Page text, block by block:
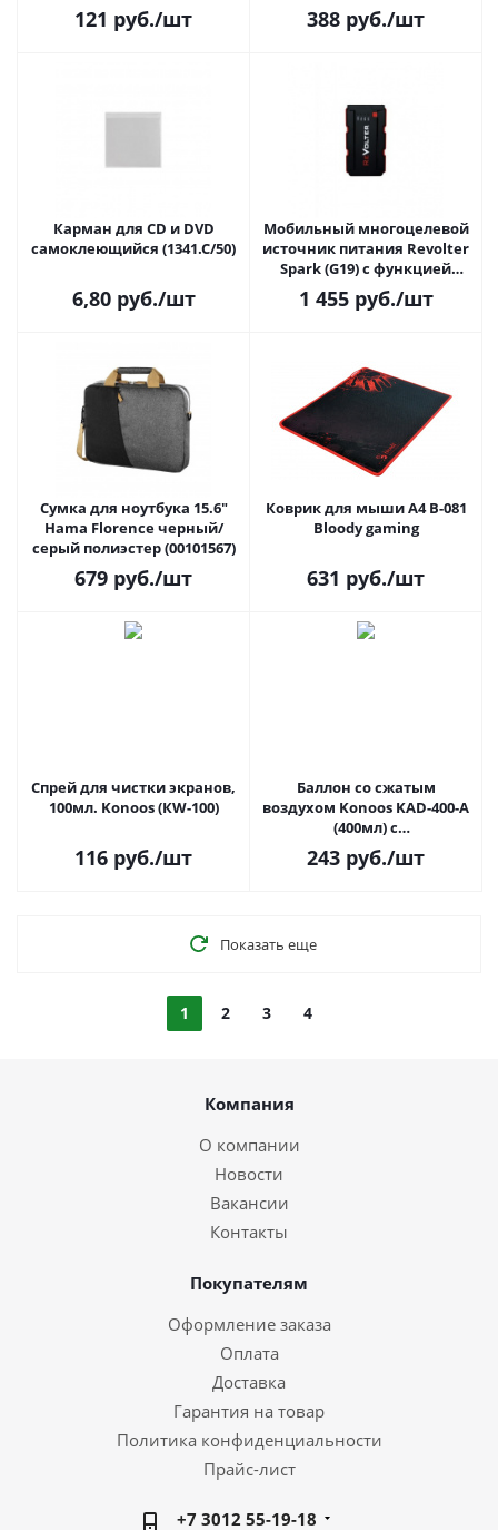
121 руб./шт 388 руб./шт
Карман для CD и DVD
самоклеющийся (1341.С/50)
6,80руб./шт
Мобильный многоцелевой
источник питания Revolter
Spark (G19) с функцией
стартера
1 455руб./шт
Сумка для ноутбука 15.6"
Hama Florence черный/
серый полиэстер (00101567)
679 руб./шт
Коврик для мыши A4 B-081
Bloody gaming
631 руб./шт
Спрей для чистки экранов,
100мл. Konoos (КW-100)
116 руб./шт
Баллон со сжатым
воздухом Konoos KAD-400-А
(400мл) с
антибактериальным
компонентом
243 руб./шт
Показать еще
1 2 3 4
Компания
О компании
Новости
Вакансии
Контакты
Покупателям
Оформление заказа
Оплата
Доставка
Гарантия на товар
Политика конфиденциальности
Прайс-лист
+7 3012 55-19-18